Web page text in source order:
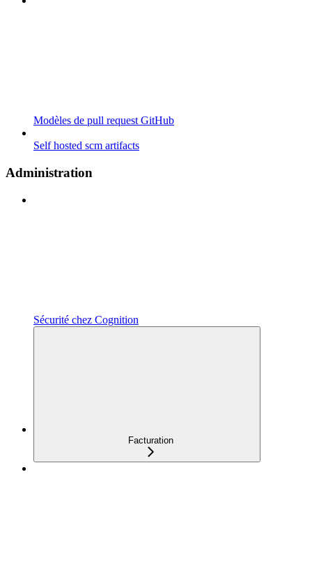
Modèles de pull request GitHub
Self hosted scm artifacts
Administration
Sécurité chez Cognition
Facturation